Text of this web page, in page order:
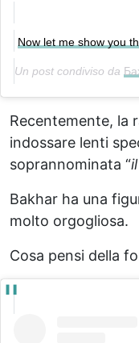
Now let me show you
Un post condiviso da
Recentemente, la
indossare lenti
soprannominata “
Bakhar ha una
molto orgogliosa.
Cosa pensi della